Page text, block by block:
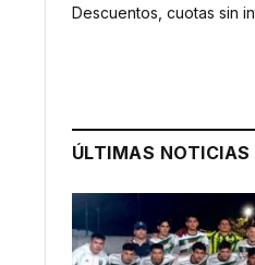
Descuentos, cuotas sin
ÚLTIMAS NOTICIAS